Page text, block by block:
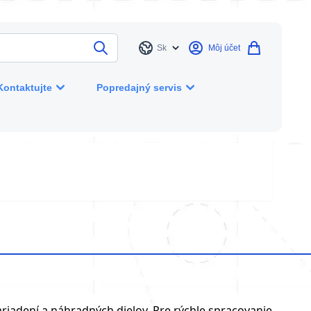
JazykSk Môj účet
Popredajný servis